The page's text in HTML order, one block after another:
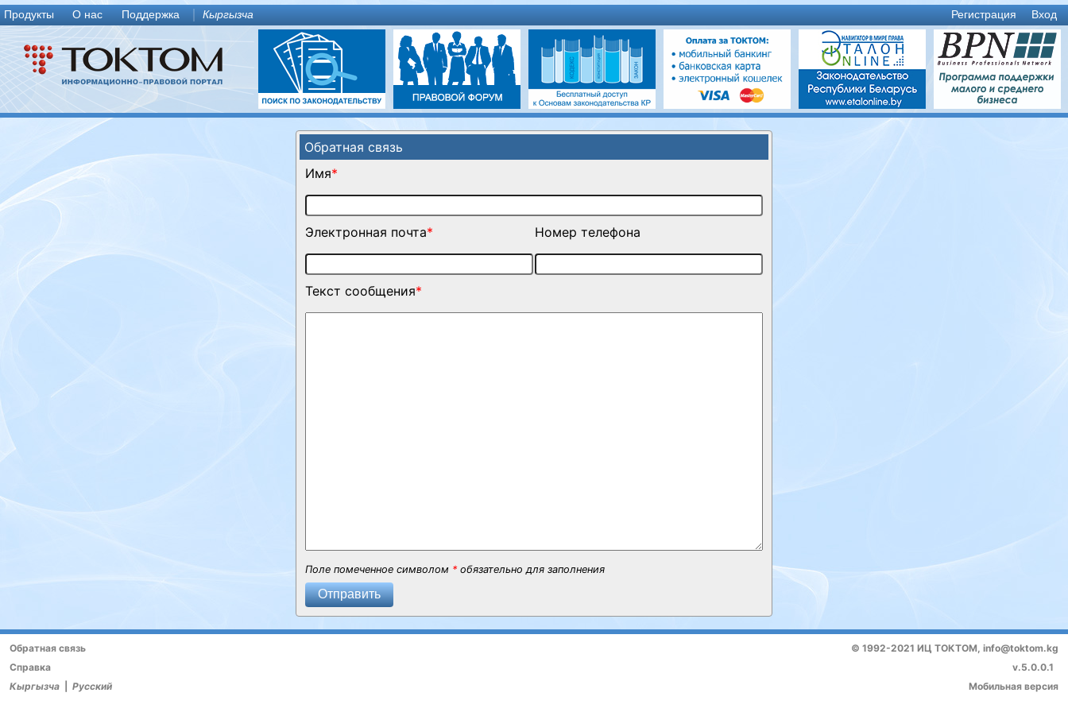
Продукты О нас Поддержка Кыргызча Вход
Регистрация
Обратная связь
Имя*
Электронная почта* Номер телефона
Текст сообщения*
Поле помеченное символом *обязательно для заполнения
Отправить
© 1992-2021 ИЦ ТОКТОМ, info@toktom.kg
v.5.0.0.1
Мобильная версия
Обратная связь
Справка
Кыргызча
Русский